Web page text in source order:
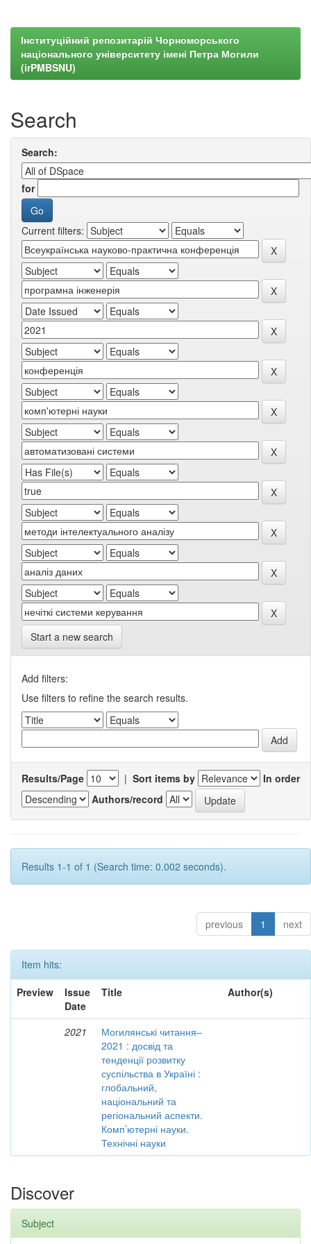
Інституційний репозитарій Чорноморського
національного університету імені Петра Могили
(irPMBSNU)
Search
Search:
for
Current filters:
Start a new search
Add filters:
Use filters to refine the search results.
Results/Page | Sort items by
In order
Authors/record
Results 1-1 of 1 (Search time: 0.002 seconds).
previous 1 next
Item hits:
Preview
Issue
Date
Title Author(s)
2021
Могилянські читання–
2021 : досвід та
тенденції розвитку
суспільства в Україні :
глобальний,
національний та
регіональний аспекти.
Комп’ютерні науки.
Технічні науки
Discover
Subject